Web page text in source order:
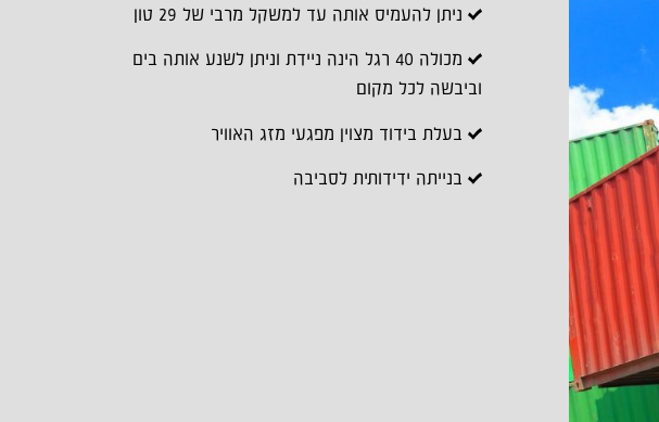
ניתן להעמיס אותה עד למשקל מרבי של 29 טון
מכולה 40 רגל הינה ניידת וניתן לשנע אותה בים
וביבשה לכל מקום
בעלת בידוד מצוין מפגעי מזג האוויר
בנייתה ידידותית לסביבה